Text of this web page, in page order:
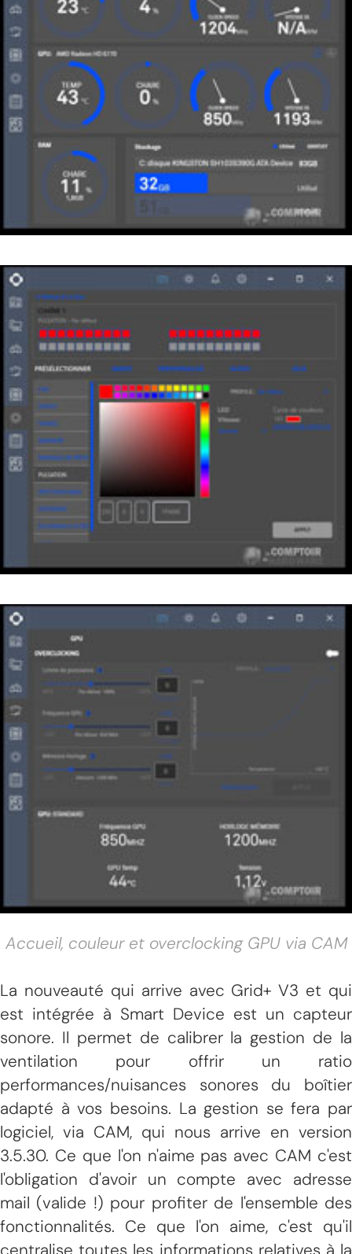
Accueil, couleur et overclocking GPU via CAM
La nouveauté qui arrive avec Grid+ V3 et qui
est intégrée à Smart Device est un capteur
sonore. Il permet de calibrer la gestion de la
ventilation pour offrir un ratio
performances/nuisances sonores du boîtier
adapté à vos besoins. La gestion se fera par
logiciel, via CAM, qui nous arrive en version
3.5.30. Ce que l'on n'aime pas avec CAM c'est
l'obligation d'avoir un compte avec adresse
mail (valide !) pour profiter de l'ensemble des
fonctionnalités. Ce que l'on aime, c'est qu'il